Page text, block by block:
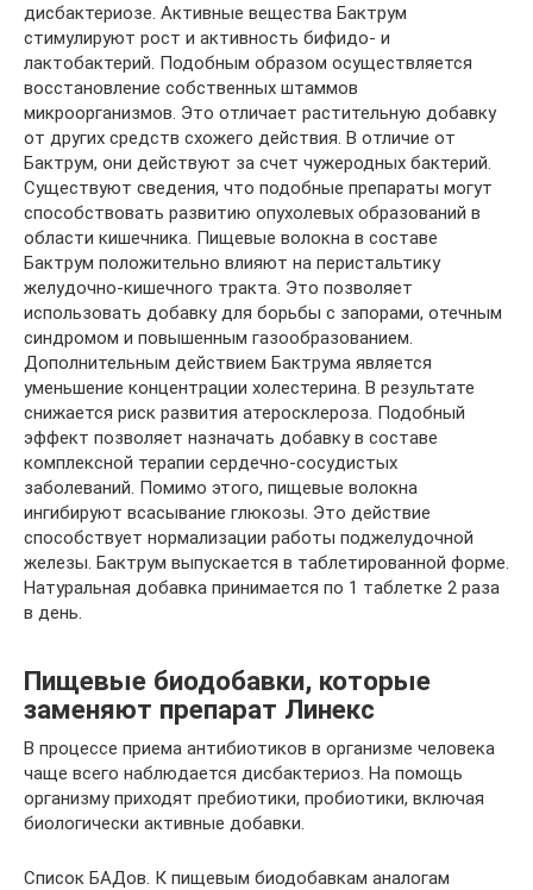
дисбактериозе. Активные вещества Бактрум
стимулируют рост и активность бифидо- и
лактобактерий. Подобным образом осуществляется
восстановление собственных штаммов
микроорганизмов. Это отличает растительную добавку
от других средств схожего действия. В отличие от
Бактрум, они действуют за счет чужеродных бактерий.
Существуют сведения, что подобные препараты могут
способствовать развитию опухолевых образований в
области кишечника. Пищевые волокна в составе
Бактрум положительно влияют на перистальтику
желудочно-кишечного тракта. Это позволяет
использовать добавку для борьбы с запорами, отечным
синдромом и повышенным газообразованием.
Дополнительным действием Бактрума является
уменьшение концентрации холестерина. В результате
снижается риск развития атеросклероза. Подобный
эффект позволяет назначать добавку в составе
комплексной терапии сердечно-сосудистых
заболеваний. Помимо этого, пищевые волокна
ингибируют всасывание глюкозы. Это действие
способствует нормализации работы поджелудочной
железы. Бактрум выпускается в таблетированной форме.
Натуральная добавка принимается по 1 таблетке 2 раза
в день.
Пищевые биодобавки, которые
заменяют препарат Линекс
В процессе приема антибиотиков в организме человека
чаще всего наблюдается дисбактериоз. На помощь
организму приходят пребиотики, пробиотики, включая
биологически активные добавки.
Список БАДов. К пищевым биодобавкам аналогам